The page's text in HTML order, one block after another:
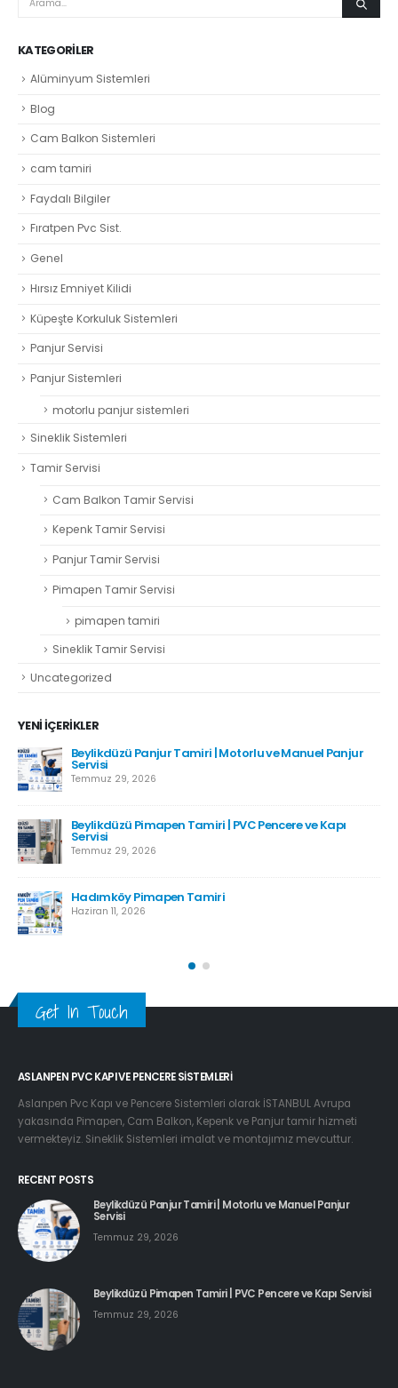
KATEGORILER
Alüminyum Sistemleri
Blog
Cam Balkon Sistemleri
cam tamiri
Faydalı Bilgiler
Fıratpen Pvc Sist.
Genel
Hırsız Emniyet Kilidi
Küpeşte Korkuluk Sistemleri
Panjur Servisi
Panjur Sistemleri
motorlu panjur sistemleri
Sineklik Sistemleri
Tamir Servisi
Cam Balkon Tamir Servisi
Kepenk Tamir Servisi
Panjur Tamir Servisi
Pimapen Tamir Servisi
pimapen tamiri
Sineklik Tamir Servisi
Uncategorized
YENI İÇERIKLER
Beylikdüzü Panjur Tamiri | Motorlu ve Manuel Panjur
Servisi
Temmuz 29, 2026
Beylikdüzü Pimapen Tamiri | PVC Pencere ve Kapı
Servisi
Temmuz 29, 2026
Hadımköy Pimapen Tamiri
Haziran 11, 2026
Get In Touch
ASLANPEN PVC KAPI VE PENCERE SISTEMLERI
Aslanpen Pvc Kapı ve Pencere Sistemleri olarak İSTANBUL Avrupa
yakasında Pimapen, Cam Balkon, Kepenk ve Panjur tamir hizmeti
vermekteyiz. Sineklik Sistemleri imalat ve montajımız mevcuttur.
RECENT POSTS
Beylikdüzü Panjur Tamiri | Motorlu ve Manuel Panjur
Servisi
Temmuz 29, 2026
Beylikdüzü Pimapen Tamiri | PVC Pencere ve Kapı Servisi
Temmuz 29, 2026